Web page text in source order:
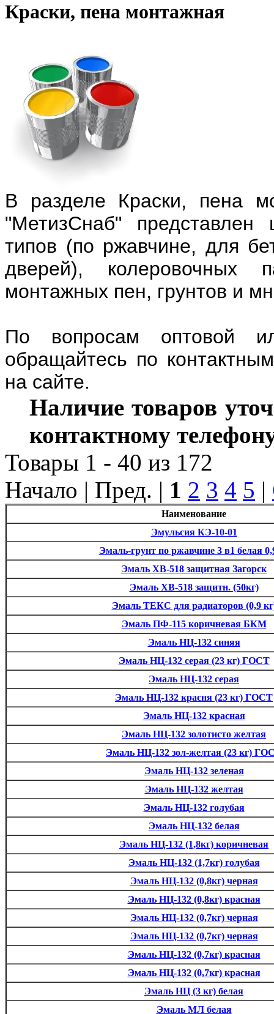
Краски, пена монтажная
В разделе Краски, пена
"МетизСнаб"
типов (по ржавчине, для
дверей), колеровочных
монтажных пен, грунтов и
По вопросам оптовой
обращайтесь по
на сайте.
Наличие товаров
контактному
Товары 1 - 40 из 172
Начало | Пред. | 1 2 3 4 5 |
Наименование
Эмульсия КЭ-10-01
Эмаль-грунт по ржавчине 3 в1 белая
Эмаль ХВ-518 защитная Загорск
Эмаль ХВ-518 защитн. (50кг)
Эмаль ТЕКС для радиаторов (0,9
Эмаль ПФ-115 коричневая БКМ
Эмаль НЦ-132 синяя
Эмаль НЦ-132 серая (23 кг) ГОСТ
Эмаль НЦ-132 серая
Эмаль НЦ-132 красня (23 кг) ГОСТ
Эмаль НЦ-132 красная
Эмаль НЦ-132 золотисто желтая
Эмаль НЦ-132 зол-желтая (23 кг)
Эмаль НЦ-132 зеленая
Эмаль НЦ-132 желтая
Эмаль НЦ-132 голубая
Эмаль НЦ-132 белая
Эмаль НЦ-132 (1,8кг) коричневая
Эмаль НЦ-132 (1,7кг) голубая
Эмаль НЦ-132 (0,8кг) черная
Эмаль НЦ-132 (0,8кг) красная
Эмаль НЦ-132 (0,7кг) черная
Эмаль НЦ-132 (0,7кг) черная
Эмаль НЦ-132 (0,7кг) красная
Эмаль НЦ-132 (0,7кг) красная
Эмаль НЦ (3 кг) белая
Эмаль МЛ белая